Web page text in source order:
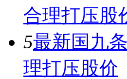
合理打压股
5最新国九
理打压股价